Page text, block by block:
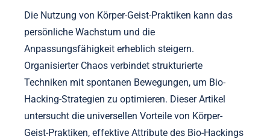
Die Nutzung von Körper-Geist-Praktiken kann das
persönliche Wachstum und die
Anpassungsfähigkeit erheblich steigern.
Organisierter Chaos verbindet strukturierte
Techniken mit spontanen Bewegungen, um Bio-
Hacking-Strategien zu optimieren. Dieser Artikel
untersucht die universellen Vorteile von Körper-
Geist-Praktiken, effektive Attribute des Bio-Hackings